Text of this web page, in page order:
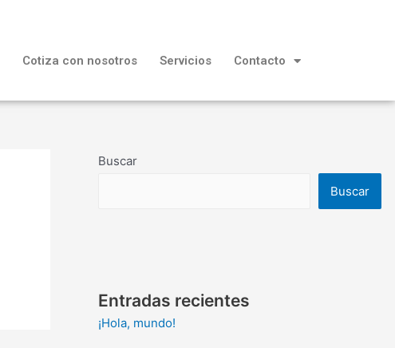
Cotiza con nosotros Servicios Contacto
Buscar
Buscar
Entradas recientes
¡Hola, mundo!